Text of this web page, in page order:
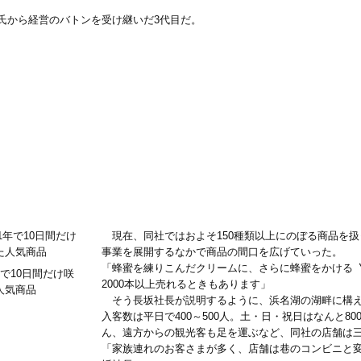
ら経営のバトンを受け継いだ3代目だ。
10日間だけ咲
気商品
現在、同社ではおよそ150種類以上にのぼる商品を
事業を展開するなかで商品の間口を広げていった。
「蜂蜜を練りこんだクリームに、さらに蜂蜜をかけ
2000本以上売れるときもあります」
そう長坂社長が説明するように、浜名湖の湖畔に構
入客数は平日で400～500人。土・日・祝日はなんと
ん、遠方からの観光客も足を運ぶなど、同社の店舗は
「家族連れのお客さまが多く、店舗は巷のコンビニ